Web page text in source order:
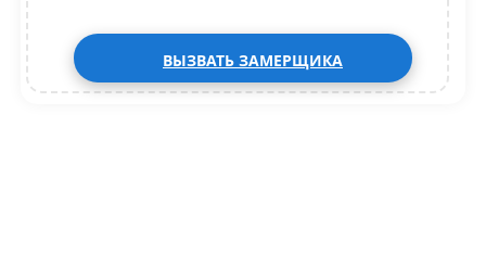
ВЫЗВАТЬ ЗАМЕРЩИКА